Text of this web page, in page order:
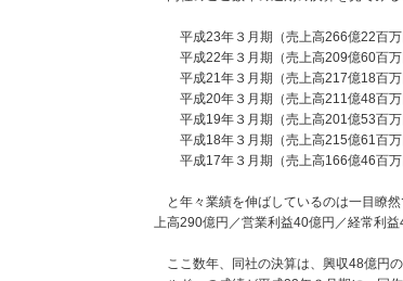
平成23年３月期（売上高266億22百万
平成22年３月期（売上高209億60百万
平成21年３月期（売上高217億18百万
平成20年３月期（売上高211億48百万
平成19年３月期（売上高201億53百万
平成18年３月期（売上高215億61百万
平成17年３月期（売上高166億46百万
と年々業績を伸ばしているのは一目瞭
上高290億円／営業利益40億円／経常利
ここ数年、同社の決算は、興収48億円